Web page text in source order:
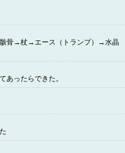
骸骨→杖→エース（トランプ）→水晶
あったらできた。